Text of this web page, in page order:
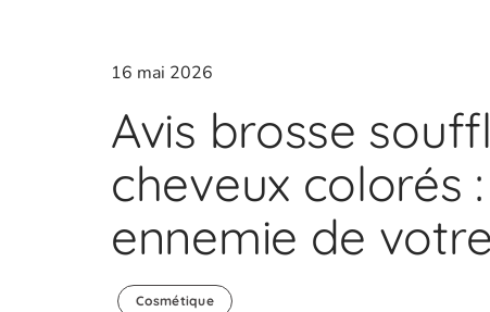
16 mai 2026
Avis brosse
cheveux colorés
ennemie de
Cosmétique